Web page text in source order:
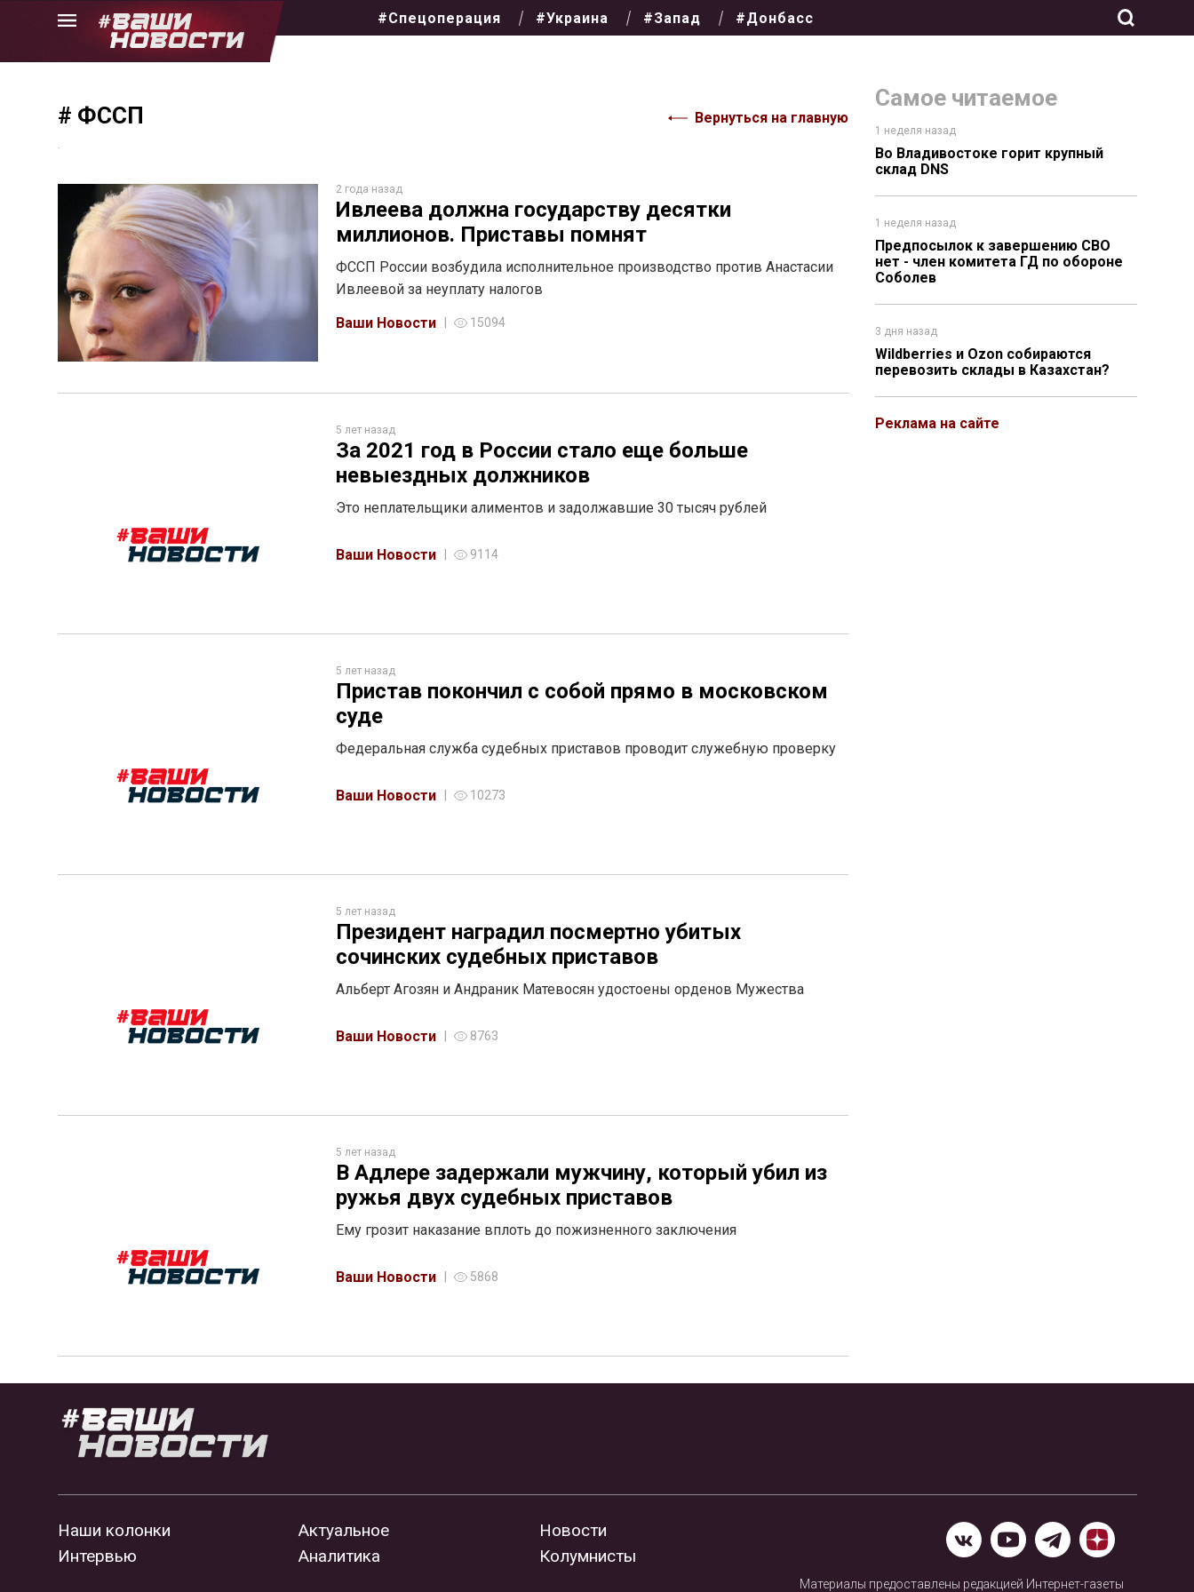
Skip
#Спецоперация #Украина #Запад #Донбасс
# ФССП Вернуться на главную
2 года назад
Ивлеева должна государству десятки
миллионов. Приставы помнят
ФССП России возбудила исполнительное производство против Анастасии
Ивлеевой за неуплату налогов
Ваши Новости
15094
5 лет назад
За 2021 год в России стало еще больше
невыездных должников
Это неплательщики алиментов и задолжавшие 30 тысяч рублей
Ваши Новости 9114
5 лет назад
Пристав покончил с собой прямо в московском
суде
Федеральная служба судебных приставов проводит служебную проверку
Ваши Новости 10273
5 лет назад
Президент наградил посмертно убитых
сочинских судебных приставов
Альберт Агозян и Андраник Матевосян удостоены орденов Мужества
Ваши Новости 8763
5 лет назад
В Адлере задержали мужчину, который убил из
ружья двух судебных приставов
Ему грозит наказание вплоть до пожизненного заключения
Ваши Новости 5868
Самое читаемое
1 неделя назад
Во Владивостоке горит крупный
склад DNS
1 неделя назад
Предпосылок к завершению СВО
нет - член комитета ГД по обороне
Соболев
3 дня назад
Wildberries и Ozon собираются
перевозить склады в Казахстан?
Реклама на сайте
Наши колонки
Интервью
Актуальное
Аналитика
Новости
Колумнисты
Материалы предоставлены редакцией Интернет-газеты